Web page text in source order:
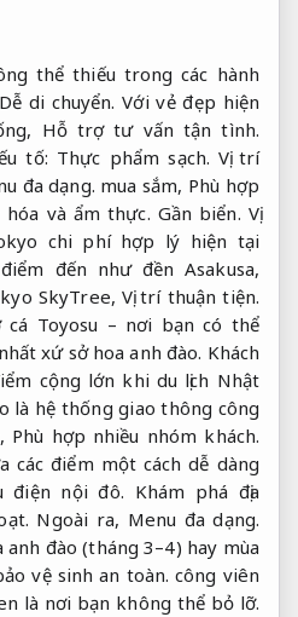
thể thiếu trong các hành
Dễ di chuyển. Với vẻ đẹp hiện
Hỗ trợ tư vấn tận tình.
tố: Thực phẩm sạch. Vị trí
đa dạng. mua sắm, Phù hợp
hóa và ẩm thực. Gần biển. Vị
chi phí hợp lý hiện tại
đến như đền Asakusa,
SkyTree,Vị trí thuận tiện.
cá Toyosu – nơi bạn có thể
xứ sở hoa anh đào. Khách
cộng lớn khi du lịch Nhật
là hệ thống giao thông công
Phù hợp nhiều nhóm khách.
các điểm một cách dễ dàng
điện nội đô. Khám phá địa
Ngoài ra, Menu đa dạng.
anh đào (tháng 3–4) hay mùa
vệ sinh an toàn. công viên
là nơi bạn không thể bỏ lỡ.